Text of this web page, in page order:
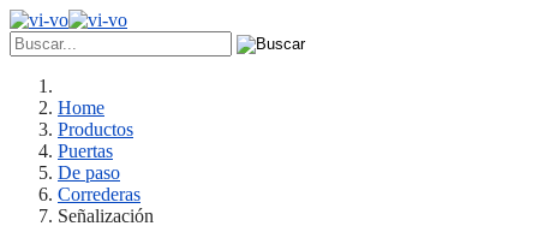
Home
Productos
Puertas
De paso
Correderas
Señalización